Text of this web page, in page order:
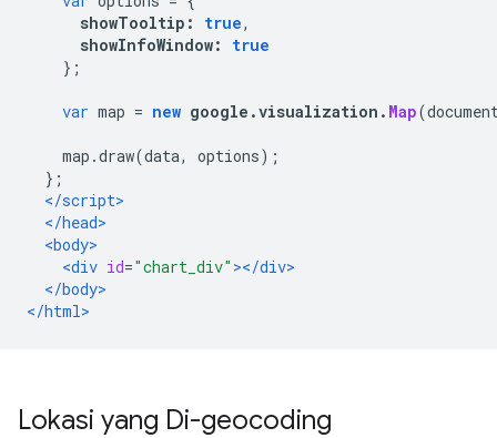
showTooltip : true,
showInfoWindow:
true
};
var map = new google .visualization . Map(
map .draw(data, options);
};
</script>
</head>
<body>
<div id="chart_div" ></div>
</body>
</html>
Lokasi yang Di-geocoding